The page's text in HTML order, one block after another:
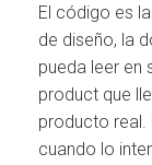
El código es
de diseño, la
pueda leer en
product que
producto real.
cuando lo